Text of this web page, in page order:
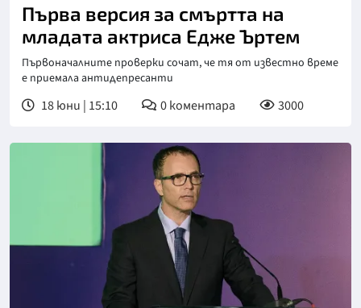
Първа версия за смъртта на
младата актриса Едже Ъртем
Първоначалните проверки сочат, че тя от известно време
е приемала антидепресанти
18 юни | 15:10 0коментара 3000